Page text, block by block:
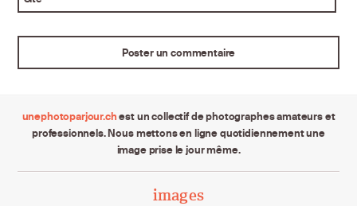
unephotoparjour.chest un collectif de photographes amateurs et
professionnels. Nous mettons en ligne quotidiennement une
image prise le jour même.
images